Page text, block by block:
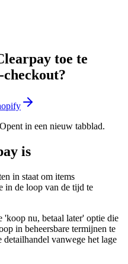
toe te
checkout?
in een nieuw tabblad.
is
in staat om items
in de loop van de tijd te
'koop nu, betaal later' optie die
in beheersbare termijnen te
vanwege het lage